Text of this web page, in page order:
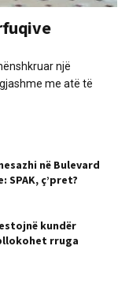
një
me atë të
në Bulevard
SPAK, ç’pret?
kundër
rruga